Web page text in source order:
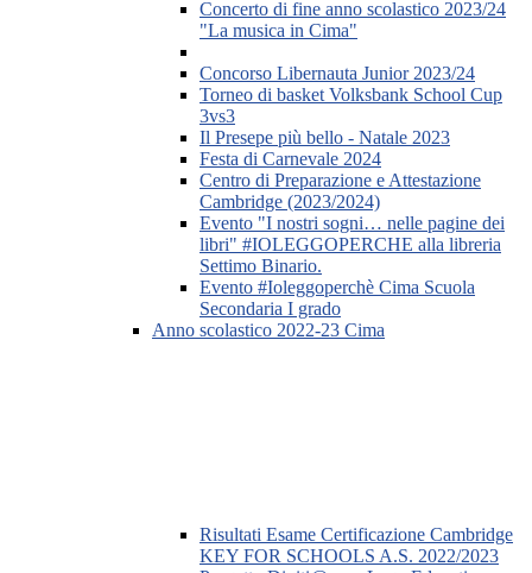
Concerto di fine anno scolastico 2023/24
"La musica in Cima"
Concorso Libernauta Junior 2023/24
Torneo di basket Volksbank School Cup
3vs3
Il Presepe più bello - Natale 2023
Festa di Carnevale 2024
Centro di Preparazione e Attestazione
Cambridge (2023/2024)
Evento "I nostri sogni… nelle pagine dei
libri" #IOLEGGOPERCHE alla libreria
Settimo Binario.
Evento #Ioleggoperchè Cima Scuola
Secondaria I grado
Anno scolastico 2022-23 Cima
Risultati Esame Certificazione Cambridge
KEY FOR SCHOOLS A.S. 2022/2023